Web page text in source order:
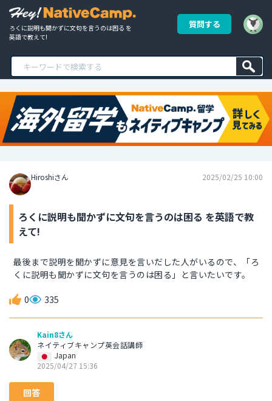
ろくに説明も聞かずに文句を言うのは困る を
英語で教えて!
質問する
Hiroshiさん 2025/02/25 10:00
ろくに説明も聞かずに文句を言うのは困る を英語で教
えて!
最後まで説明を聞かずに意見を言いだした人がいるので、「ろ
くに説明も聞かずに文句を言うのは困る」と言いたいです。
0 335
Kain8さん
ネイティブキャンプ英会話講師
Japan
2025/04/27 15:36
回答